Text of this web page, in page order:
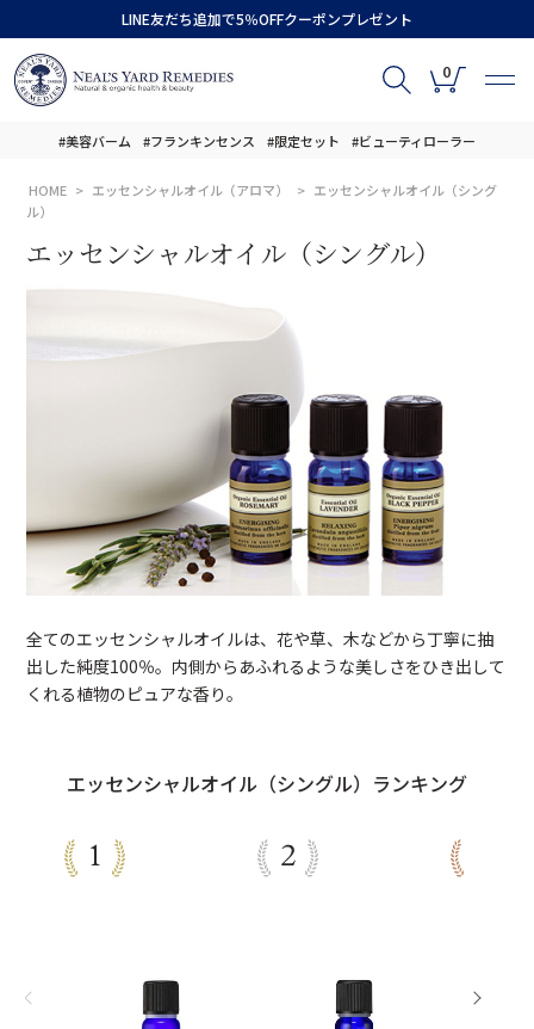
LINE友だち追加で5％OFFクーポンプレゼント
0
#美容バーム #フランキンセンス #限定セット #ビューティローラー
HOME エッセンシャルオイル（アロマ）
エッセンシャルオイル（シング
ル）
エッセンシャルオイル（シングル）
全てのエッセンシャルオイルは、花や草、木などから丁寧に抽
出した純度100％。内側からあふれるような美しさをひき出して
くれる植物のピュアな香り。
エッセンシャルオイル（シングル）ランキング